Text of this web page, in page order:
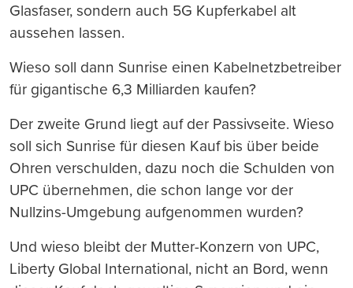
Glasfaser, sondern auch 5G Kupferkabel alt
aussehen lassen.
Wieso soll dann Sunrise einen Kabelnetzbetreiber
für gigantische 6,3 Milliarden kaufen?
Der zweite Grund liegt auf der Passivseite. Wieso
soll sich Sunrise für diesen Kauf bis über beide
Ohren verschulden, dazu noch die Schulden von
UPC übernehmen, die schon lange vor der
Nullzins-Umgebung aufgenommen wurden?
Und wieso bleibt der Mutter-Konzern von UPC,
Liberty Global International, nicht an Bord, wenn